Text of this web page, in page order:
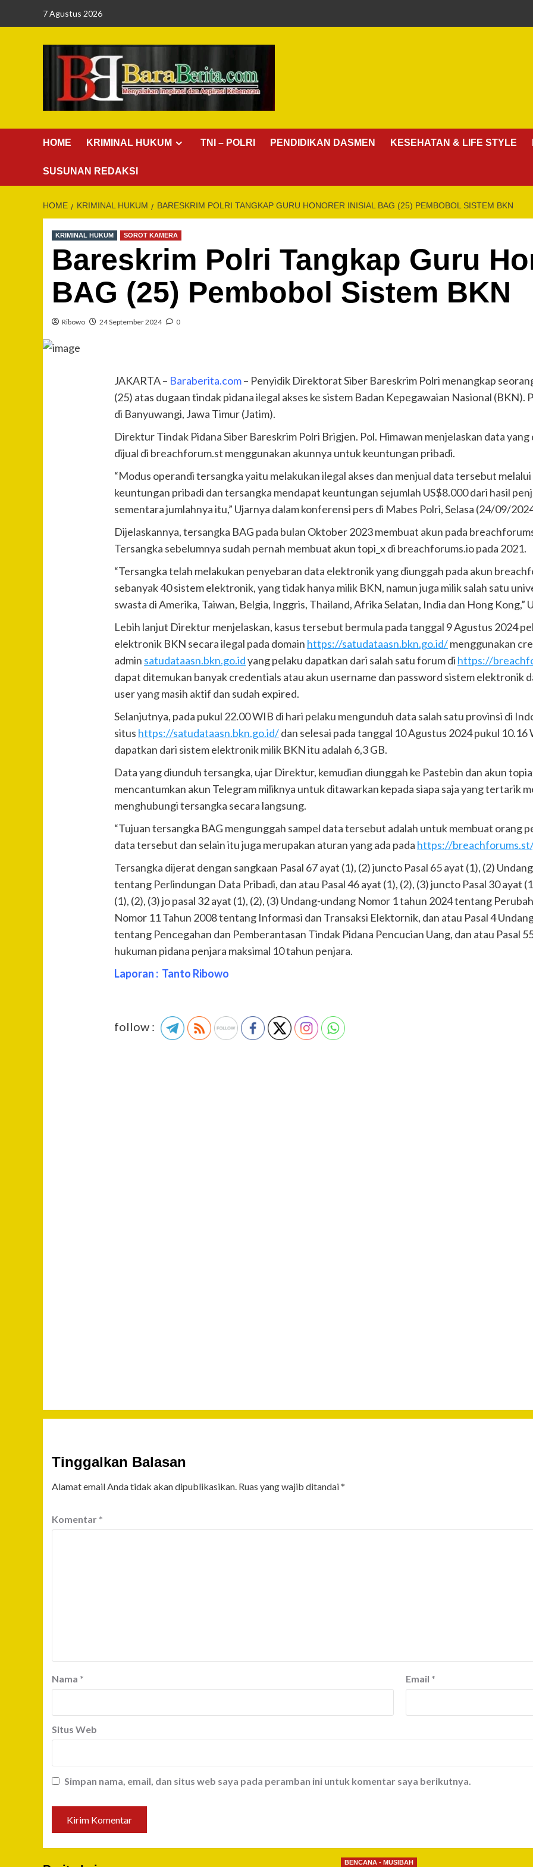
7 Agustus 2026
HOME KRIMINAL HUKUM TNI – POLRI PENDIDIKAN DASMEN KESEHATAN & LIFE STYLE
SUSUNAN REDAKSI
HOME KRIMINAL HUKUM BARESKRIM POLRI TANGKAP GURU HONORER INISIAL BAG (25) PEMBOBOL SISTEM BKN
KRIMINAL HUKUM SOROT KAMERA
Bareskrim Polri Tangkap Guru
BAG (25) Pembobol Sistem BKN
Ribowo 24 September 2024 0
JAKARTA – Baraberita.com– Penyidik Direktorat Siber Bareskrim Polri menangkap
(25) atas dugaan tindak pidana ilegal akses ke sistem Badan Kepegawaian Nasional
di Banyuwangi, Jawa Timur (Jatim).
Direktur Tindak Pidana Siber Bareskrim Polri Brigjen. Pol. Himawan menjelaskan data
dijual di breachforum.st menggunakan akunnya untuk keuntungan pribadi.
“Modus operandi tersangka yaitu melakukan ilegal akses dan menjual data tersebut
keuntungan pribadi dan tersangka mendapat keuntungan sejumlah US$8.000 dari hasil
sementara jumlahnya itu,” Ujarnya dalam konferensi pers di Mabes Polri, Selasa (24/09/
Dijelaskannya, tersangka BAG pada bulan Oktober 2023 membuat akun pada
Tersangka sebelumnya sudah pernah membuat akun topi_x di breachforums.io pada 2021.
“Tersangka telah melakukan penyebaran data elektronik yang diunggah pada akun
sebanyak 40 sistem elektronik, yang tidak hanya milik BKN, namun juga milik salah satu
swasta di Amerika, Taiwan, Belgia, Inggris, Thailand, Afrika Selatan, India dan Hong Kong,”
Lebih lanjut Direktur menjelaskan, kasus tersebut bermula pada tanggal 9 Agustus 2024
elektronik BKN secara ilegal pada domain https://satudataasn.bkn.go.id/menggunakan
admin satudataasn.bkn.go.idyang pelaku dapatkan dari salah satu forum di https://
dapat ditemukan banyak credentials atau akun username dan password sistem elektronik
user yang masih aktif dan sudah expired.
Selanjutnya, pada pukul 22.00 WIB di hari pelaku mengunduh data salah satu provinsi di
situs https://satudataasn.bkn.go.id/dan selesai pada tanggal 10 Agustus 2024 pukul
dapatkan dari sistem elektronik milik BKN itu adalah 6,3 GB.
Data yang diunduh tersangka, ujar Direktur, kemudian diunggah ke Pastebin dan akun
mencantumkan akun Telegram miliknya untuk ditawarkan kepada siapa saja yang tertarik
menghubungi tersangka secara langsung.
“Tujuan tersangka BAG mengunggah sampel data tersebut adalah untuk membuat orang
data tersebut dan selain itu juga merupakan aturan yang ada pada https://breachforums.st/
Tersangka dijerat dengan sangkaan Pasal 67 ayat (1), (2) juncto Pasal 65 ayat (1), (2)
tentang Perlindungan Data Pribadi, dan atau Pasal 46 ayat (1), (2), (3) juncto Pasal 30 ayat
(1), (2), (3) jo pasal 32 ayat (1), (2), (3) Undang-undang Nomor 1 tahun 2024 tentang
Nomor 11 Tahun 2008 tentang Informasi dan Transaksi Elektornik, dan atau Pasal 4
tentang Pencegahan dan Pemberantasan Tindak Pidana Pencucian Uang, dan atau Pasal
hukuman pidana penjara maksimal 10 tahun penjara.
Laporan : Tanto Ribowo
follow :
Tinggalkan Balasan
Alamat email Anda tidak akan dipublikasikan. Ruas yang wajib ditandai*
Komentar *
Nama * Email *
Situs Web
Simpan nama, email, dan situs web saya pada peramban ini untuk komentar saya berikutnya.
BENCANA - MUSIBAH